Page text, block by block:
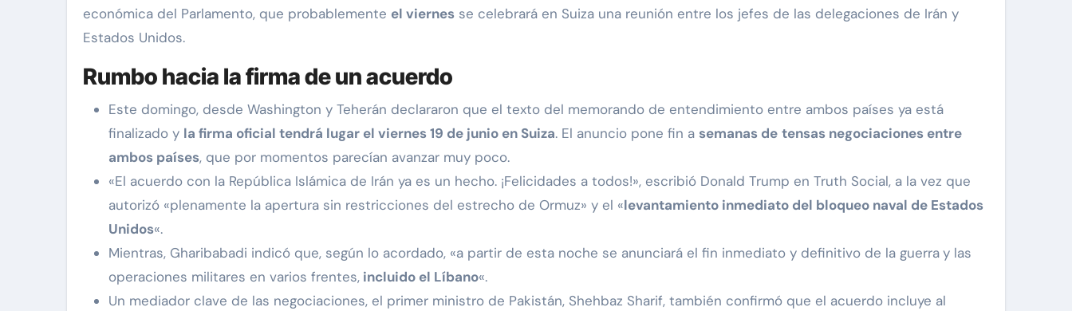
económica del Parlamento, que probablemente el viernes se celebrará en Suiza una reunión entre los jefes de las delegaciones de Irán y
Estados Unidos.
Rumbo hacia la firma de un acuerdo
Este domingo, desde Washington y Teherán declararon que el texto del memorando de entendimiento entre ambos países ya está
finalizado y la firma oficial tendrá lugar el viernes 19 de junio en Suiza. El anuncio pone fin a semanas de tensas negociaciones entre
ambos países, que por momentos parecían avanzar muy poco.
«El acuerdo con la República Islámica de Irán ya es un hecho. ¡Felicidades a todos!», escribió Donald Trump en Truth Social, a la vez que
autorizó «plenamente la apertura sin restricciones del estrecho de Ormuz» y el «levantamiento inmediato del bloqueo naval de Estados
Unidos«.
Mientras, Gharibabadi indicó que, según lo acordado, «a partir de esta noche se anunciará el fin inmediato y definitivo de la guerray las
operaciones militares en varios frentes, incluido el Líbano«.
Un mediador clave de las negociaciones, el primer ministro de Pakistán, Shehbaz Sharif, también confirmó que el acuerdo incluye al